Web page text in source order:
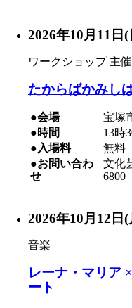
2026年10月11日(
ワークショップ 主催
たからばかみし
●会場
宝塚
●時間
13時
●入場料
無料
●お問い合わ
せ
文化
6800
2026年10月12日(
音楽
レーナ・マリア
ート